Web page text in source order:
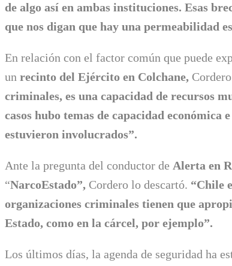
de algo así en ambas instituciones. Esas
que nos digan que hay una permeabilidad
En relación con el factor común que puede
un recinto del Ejército en Colchane,
criminales, es una capacidad de recursos
casos hubo temas de capacidad
estuvieron involucrados”.
Ante la pregunta del conductor de Alerta en
“NarcoEstado”, Cordero lo descartó. “Chile
organizaciones criminales tienen que
Estado, como en la cárcel, por ejemplo”.
Los últimos días, la agenda de seguridad ha